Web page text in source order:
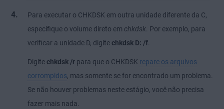
Para executar o CHKDSK em outra unidade diferente da C,
especifique o volume direto em chkdsk. Por exemplo, para
verificar a unidade D, digite chkdsk D: /f.
Digite chkdsk /r para que o CHKDSK repare os arquivos
corrompidos, mas somente se for encontrado um problema.
Se não houver problemas neste estágio, você não precisa
fazer mais nada.